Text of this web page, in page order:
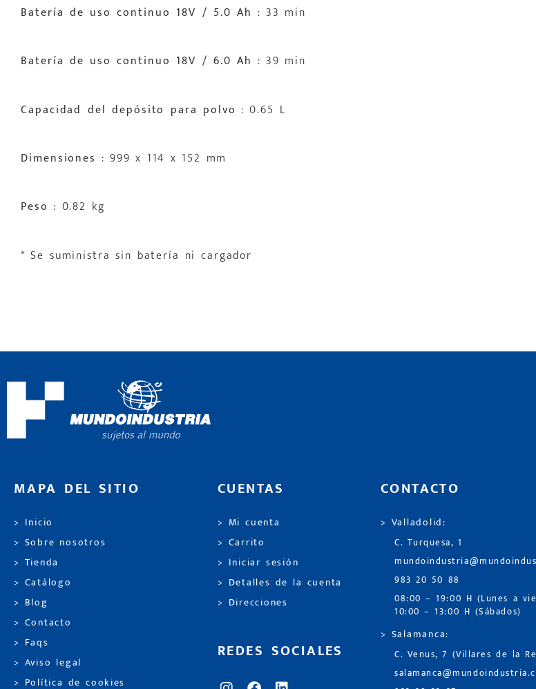
Batería de uso continuo 18V / 5.0 Ah : 33 min
Batería de uso continuo 18V / 6.0 Ah : 39 min
Capacidad del depósito para polvo : 0.65 L
Dimensiones : 999 x 114 x 152 mm
Peso : 0.82 kg
* Se suministra sin batería ni cargador
MAPA DEL SITIO
> Inicio
> Sobre nosotros
> Tienda
> Catálogo
> Blog
> Contacto
> Faqs
> Aviso legal
> Política de cookies
CUENTAS
> Mi cuenta
> Carrito
> Iniciar sesión
> Detalles de la cuenta
> Direcciones
REDES SOCIALES
CONTACTO
> Valladolid:
C. Turquesa, 1
983 20 50 88
08:00 – 19:00 H (Lunes a
10:00 – 13:00 H (Sábados)
> Salamanca:
C. Venus, 7 (Villares de la